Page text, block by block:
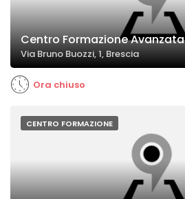
Centro Formazione Avanzata
Via Bruno Buozzi, 1, Brescia
Ora chiuso
CENTRO FORMAZIONE